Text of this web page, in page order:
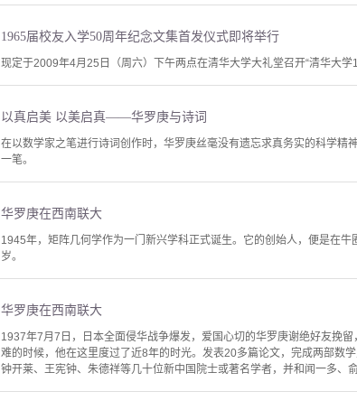
1965届校友入学50周年纪念文集首发仪式即将举行
现定于2009年4月25日（周六）下午两点在清华大学大礼堂召开“清华大
以真启美 以美启真——华罗庚与诗词
在以数学家之笔进行诗词创作时，华罗庚丝毫没有遗忘求真务实的科学
一笔。
华罗庚在西南联大
1945年，矩阵几何学作为一门新兴学科正式诞生。它的创始人，便是在
岁。
华罗庚在西南联大
1937年7月7日，日本全面侵华战争爆发，爱国心切的华罗庚谢绝好友挽
难的时候，他在这里度过了近8年的时光。发表20多篇论文，完成两部数
钟开莱、王宪钟、朱德祥等几十位新中国院士或著名学者，并和闻一多、